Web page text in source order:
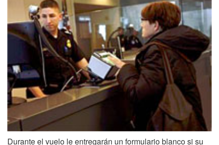
Durante el vuelo le entregarán un formulario blanco si su